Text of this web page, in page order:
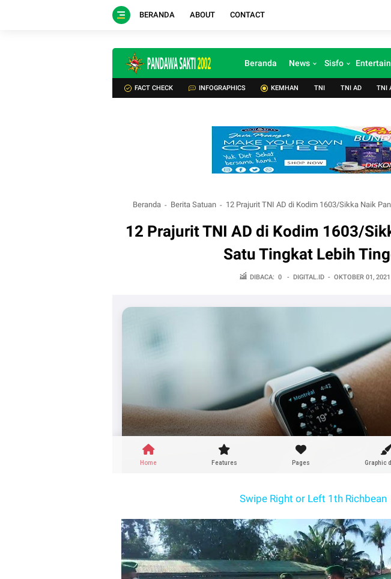
BERANDA ABOUT CONTACT
Beranda News Sisfo
FACT CHECK INFOGRAPHICS KEMHAN TNI TNI AD TNI
Beranda Berita Satuan 12 Prajurit TNI AD di Kodim 1603/Sikka Naik
12 Prajurit TNI AD di Kodim 1603/
Satu Tingkat Lebih
DIBACA: 0 - DIGITAL.ID - OKTOBER 01, 2021
Swipe Right or Left 1th Richbean